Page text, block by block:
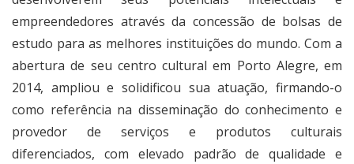
empreendedores através da concessão de bolsas de
estudo para as melhores instituições do mundo. Com a
abertura de seu centro cultural em Porto Alegre, em
2014, ampliou e solidificou sua atuação, firmando-o
como referência na disseminação do conhecimento e
provedor de serviços e produtos culturais
diferenciados, com elevado padrão de qualidade e